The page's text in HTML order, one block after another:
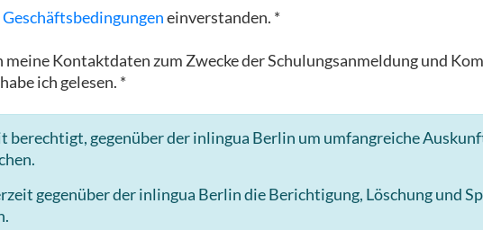
einverstanden. *
Kontaktdaten zum Zwecke der Schulungsanmeldung und
habe ich gelesen. *
berechtigt, gegenüber der inlingua Berlin um umfangreiche
gegenüber der inlingua Berlin die Berichtigung, Löschung und